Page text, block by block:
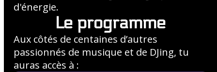
d'énergie.
Le programme
Aux côtés de centaines d’autres
passionnés de musique et de DJing, tu
auras accès à :